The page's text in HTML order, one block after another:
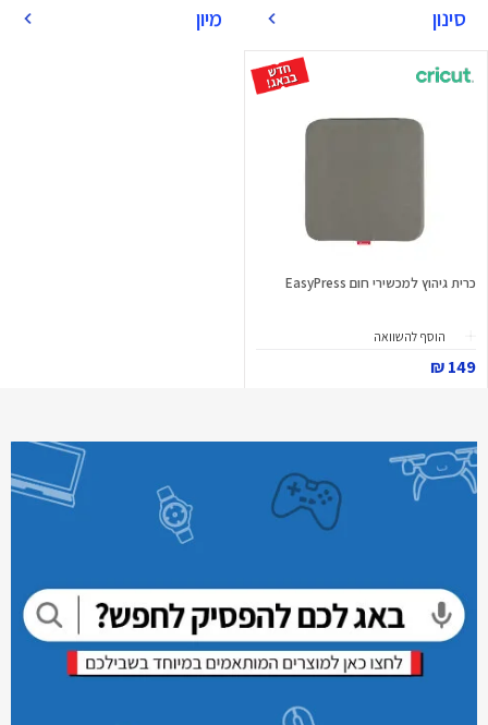
סינון מיון
כרית גיהוץ למכשירי חום EasyPress
הוסף להשוואה
149 ₪